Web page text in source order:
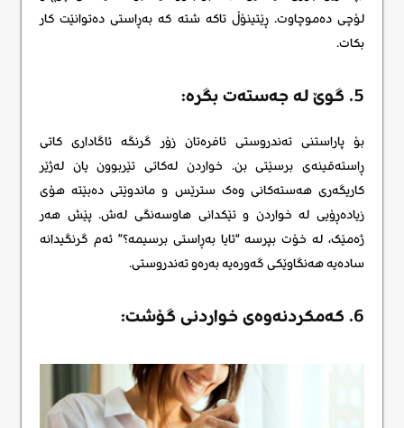
لۆچی دەموچاوت. ڕێتینۆڵ تاکە شتە کە بەڕاستی دەتوانێت کار
بکات.
5. گوێ لە جەستەت بگرە:
بۆ پاراستنی تەندروستی ئافرەتان زۆر گرنگە ئاگاداری کاتی
ڕاستەقینەی برسێتی بن. خواردن لەکاتی تێربوون یان لەژێر
کاریگەری هەستەکانی وەک سترێس و ماندوێتی دەبێتە هۆی
زیادەڕۆیی لە خواردن و تێکدانی هاوسەنگی لەش. پێش هەر
ژەمێک، لە خۆت بپرسە “ئایا بەڕاستی برسیمە؟” ئەم گرنگیدانە
سادەیە هەنگاوێکی گەورەیە بەرەو تەندروستی.
6. کەمکردنەوەی خواردنی گۆشت: